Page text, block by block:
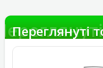
Переглянуті